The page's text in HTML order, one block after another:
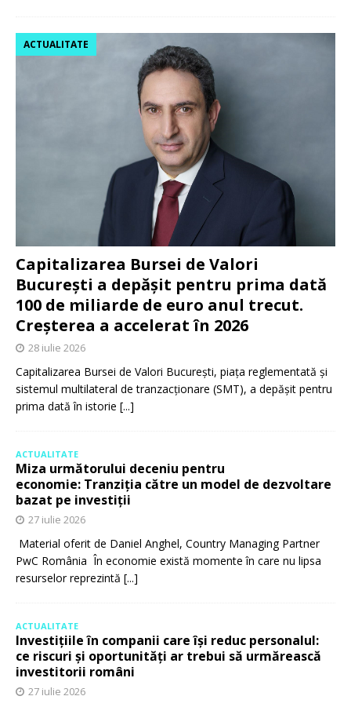
Capitalizarea Bursei de Valori
București a depășit pentru prima dată
100 de miliarde de euro anul trecut.
Creșterea a accelerat în 2026
ACTUALITATE
28 iulie 2026
Capitalizarea Bursei de Valori București, piața reglementată și
sistemul multilateral de tranzacționare (SMT), a depășit pentru
prima dată în istorie [...]
ACTUALITATE
Miza următorului deceniu pentru
economie: Tranziția către un model de dezvoltare
bazat pe investiții
27 iulie 2026
Material oferit de Daniel Anghel, Country Managing Partner
PwC România În economie există momente în care nu lipsa
resurselor reprezintă [...]
ACTUALITATE
Investițiile în companii care își reduc personalul:
ce riscuri și oportunități ar trebui să urmărească
investitorii români
27 iulie 2026